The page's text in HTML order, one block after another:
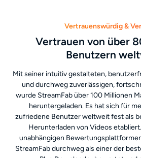
Vertrauenswürdig &
Vertrauen von über
Benutzern
Mit seiner intuitiv gestalteten,
und durchweg zuverlässigen,
wurde StreamFab über 100 Millionen
heruntergeladen. Es hat sich für
zufriedene Benutzer weltweit fest als
Herunterladen von Videos
unabhängigen
StreamFab durchweg als einer der